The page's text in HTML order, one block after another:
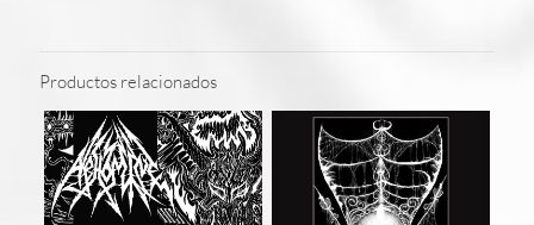
Productos relacionados